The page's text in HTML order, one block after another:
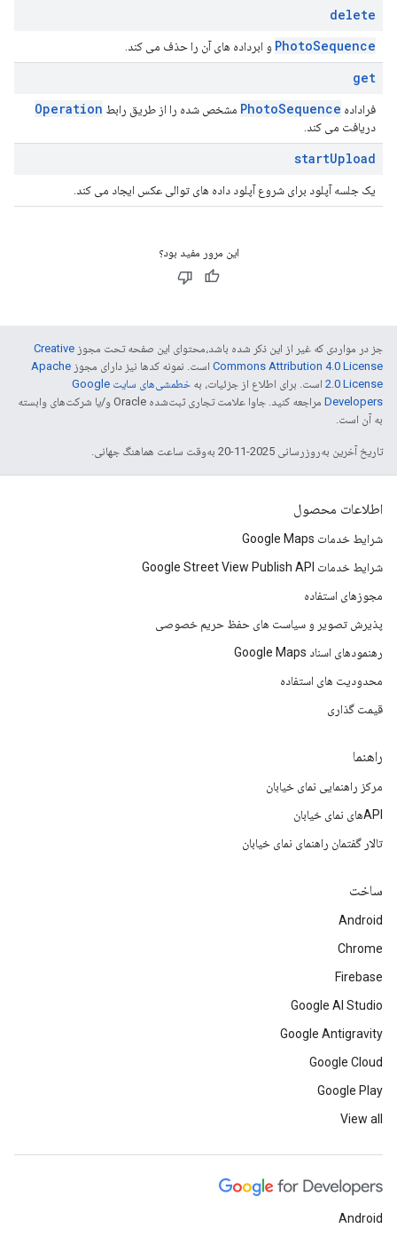
delete
PhotoSequence و ابرداده های آن را حذف می کند.
get
فراداده PhotoSequence مشخص شده را از طریق رابط Operation
دریافت می کند.
startUpload
یک جلسه آپلود برای شروع آپلود داده های توالی عکس ایجاد می کند.
این مرور مفید بود؟
جز در مواردی که غیر از این ذکر شده باشد،‌محتوای این صفحه تحت مجوز Creative
Commons Attribution 4.0 License است. نمونه کدها نیز دارای مجوز Apache
2.0 License است. برای اطلاع از جزئیات، به
خطمشی‌های سایت Google
Developers‏
مراجعه کنید. جاوا علامت تجاری ثبت‌شده Oracle و/یا شرکت‌های وابسته
به آن است.
تاریخ آخرین به‌روزرسانی 2025-11-20 به‌وقت ساعت هماهنگ جهانی.
اطلاعات محصول
شرایط خدمات Google Maps
شرایط خدمات Google Street View Publish API
مجوزهای استفاده
پذیرش تصویر و سیاست های حفظ حریم خصوصی
رهنمودهای اسناد Google Maps
محدودیت های استفاده
قیمت گذاری
راهنما
مرکز راهنمایی نمای خیابان
APIهای نمای خیابان
تالار گفتمان راهنمای نمای خیابان
ساخت
Android
Chrome
Firebase
Google AI Studio
Google Antigravity
Google Cloud
Google Play
View all
Android